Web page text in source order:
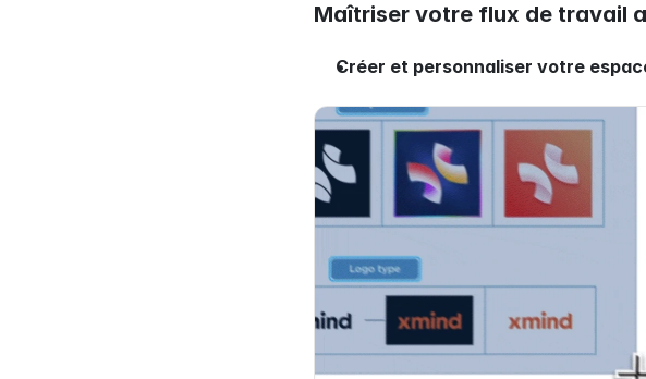
Maîtriser votre flux de travail
Créer et personnaliser votre